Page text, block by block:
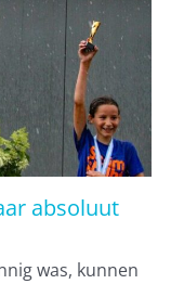
absoluut
was, kunnen